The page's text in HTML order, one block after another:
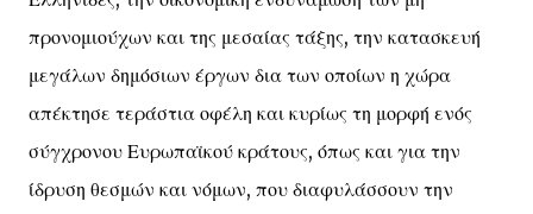
προνομιούχων και της μεσαίας τάξης, την κατασκευή
μεγάλων δημόσιων έργων δια των οποίων η χώρα
απέκτησε τεράστια οφέλη και κυρίως τη μορφή ενός
σύγχρονου Ευρωπαϊκού κράτους, όπως και για την
ίδρυση θεσμών και νόμων, που διαφυλάσσουν την